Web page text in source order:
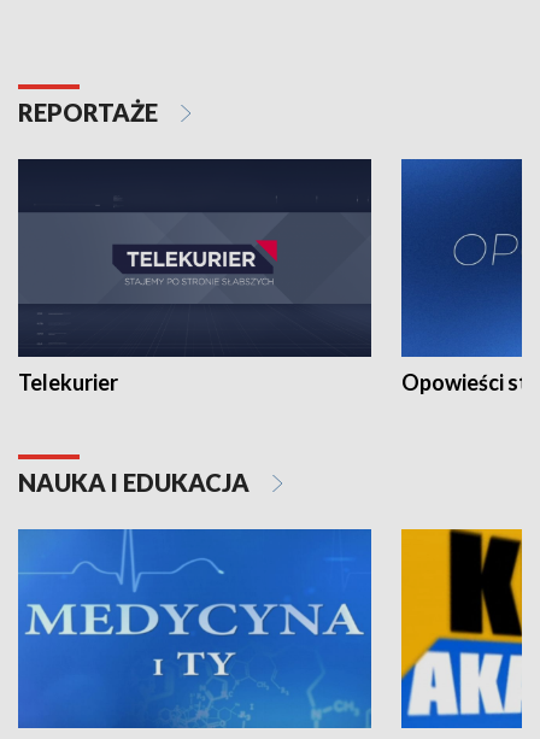
REPORTAŻE
Telekurier Opowieści
NAUKA I EDUKACJA